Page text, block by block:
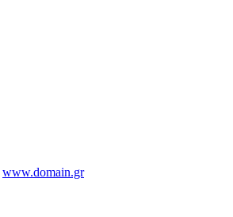
www.domain.gr